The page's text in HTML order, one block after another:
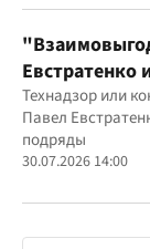
юрисдикций
Евстратенко
бюджетным
Технадзор или
Павел
подряды
30.07.2026 14:00